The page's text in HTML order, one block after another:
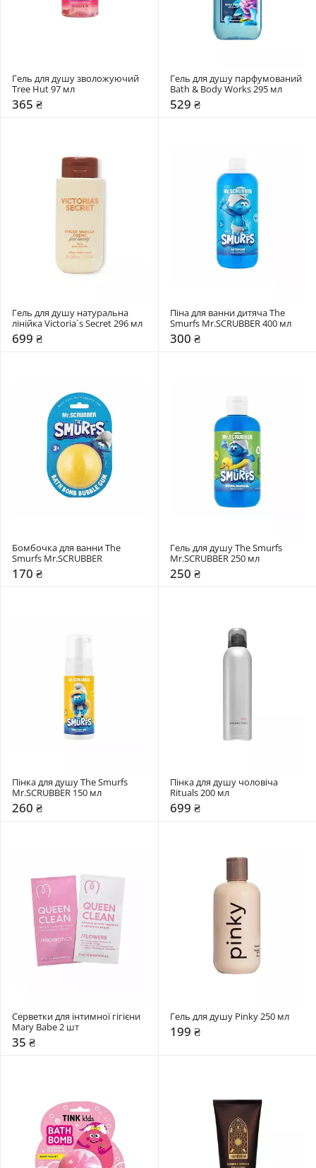
Гель для душу зволожуючий
Tree Hut 97 мл
365 ₴
Гель для душу парфумований
Bath & Body Works 295 мл
529 ₴
Гель для душу натуральна
лінійка Victoria`s Secret 296 мл
699 ₴
Піна для ванни дитяча The
Smurfs Mr.SCRUBBER 400 мл
300 ₴
Бомбочка для ванни The
Smurfs Mr.SCRUBBER
170 ₴
Гель для душу The Smurfs
Mr.SCRUBBER 250 мл
250 ₴
Пінка для душу The Smurfs
Mr.SCRUBBER 150 мл
260 ₴
Пінка для душу чоловіча
Rituals 200 мл
699 ₴
Серветки для інтимної гігієни
Mary Babe 2 шт
35 ₴
Гель для душу Pinky 250 мл
199 ₴